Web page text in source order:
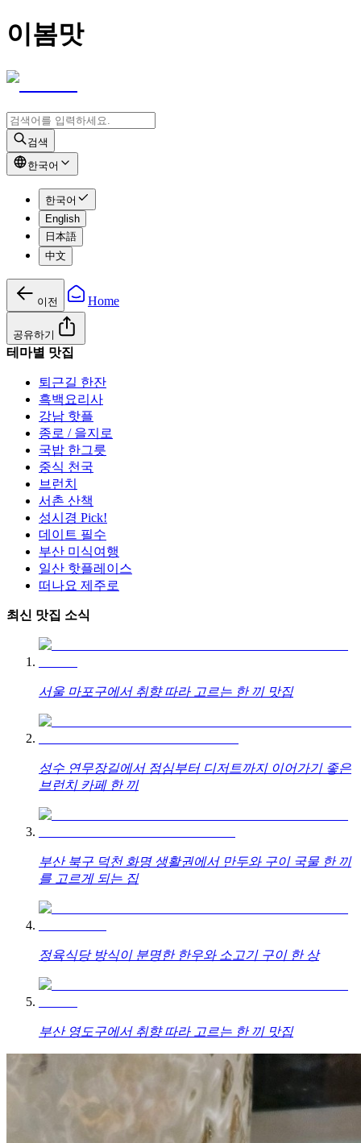
이봄맛
검색
한국어
한국어
English
日本語
中文
이전 Home
공유하기
테마별 맛집
퇴근길 한잔
흑백요리사
강남 핫플
종로 / 을지로
국밥 한그릇
중식 천국
브런치
서촌 산책
성시경 Pick!
데이트 필수
부산 미식여행
일산 핫플레이스
떠나요 제주로
최신 맛집 소식
서울 마포구에서 취향 따라 고르는 한 끼 맛집
성수 연무장길에서 점심부터 디저트까지 이어가기 좋은
브런치 카페 한 끼
부산 북구 덕천 화명 생활권에서 만두와 구이 국물 한 끼
를 고르게 되는 집
정육식당 방식이 분명한 한우와 소고기 구이 한 상
부산 영도구에서 취향 따라 고르는 한 끼 맛집